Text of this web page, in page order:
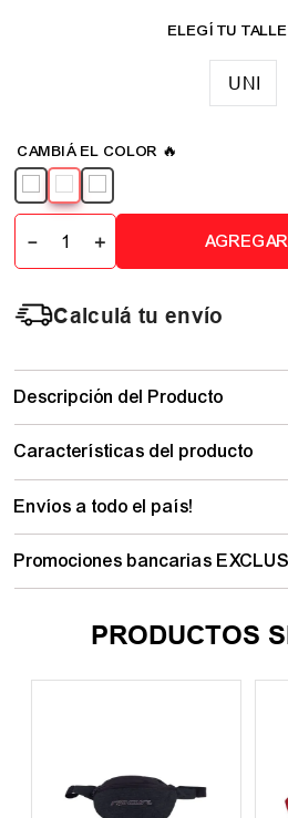
UNI
＋
－
Calculá tu envío
Descripción del Producto
Características del producto
Envíos a todo el país!
Promociones bancarias
PRODUCTOS